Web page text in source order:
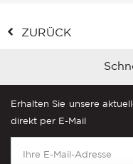
ZURÜCK
Erhalten Sie unsere
direkt per E-Mail